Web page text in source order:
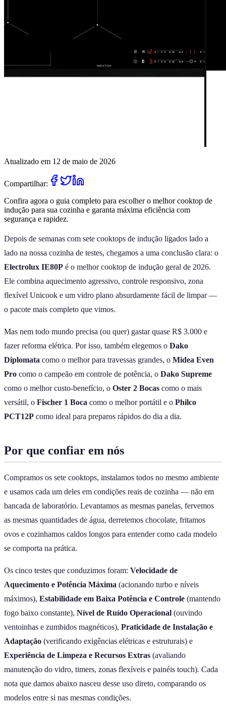
Atualizado em 12 de maio de 2026
Compartilhar:
Confira agora o guia completo para escolher o melhor cooktop de
indução para sua cozinha e garanta máxima eficiência com
segurança e rapidez.
Depois de semanas com sete cooktops de indução ligados lado a
lado na nossa cozinha de testes, chegamos a uma conclusão clara: o
Electrolux IE80P é o melhor cooktop de indução geral de 2026.
Ele combina aquecimento agressivo, controle responsivo, zona
flexível Unicook e um vidro plano absurdamente fácil de limpar —
o pacote mais completo que vimos.
Mas nem todo mundo precisa (ou quer) gastar quase R$ 3.000 e
fazer reforma elétrica. Por isso, também elegemos o Dako
Diplomata como o melhor para travessas grandes, o Midea Even
Pro como o campeão em controle de potência, o Dako Supreme
como o melhor custo-benefício, o Oster 2 Bocas como o mais
versátil, o Fischer 1 Boca como o melhor portátil e o Philco
PCT12P como ideal para preparos rápidos do dia a dia.
Por que confiar em nós
Compramos os sete cooktops, instalamos todos no mesmo ambiente
e usamos cada um deles em condições reais de cozinha — não em
bancada de laboratório. Levantamos as mesmas panelas, fervemos
as mesmas quantidades de água, derretemos chocolate, fritamos
ovos e cozinhamos caldos longos para entender como cada modelo
se comporta na prática.
Os cinco testes que conduzimos foram: Velocidade de
Aquecimento e Potência Máxima (acionando turbo e níveis
máximos), Estabilidade em Baixa Potência e Controle (mantendo
fogo baixo constante), Nível de Ruído Operacional (ouvindo
ventoinhas e zumbidos magnéticos), Praticidade de Instalação e
Adaptação (verificando exigências elétricas e estruturais) e
Experiência de Limpeza e Recursos Extras (avaliando
manutenção do vidro, timers, zonas flexíveis e painéis touch). Cada
nota que damos abaixo nasceu desse uso direto, comparando os
modelos entre si nas mesmas condições.